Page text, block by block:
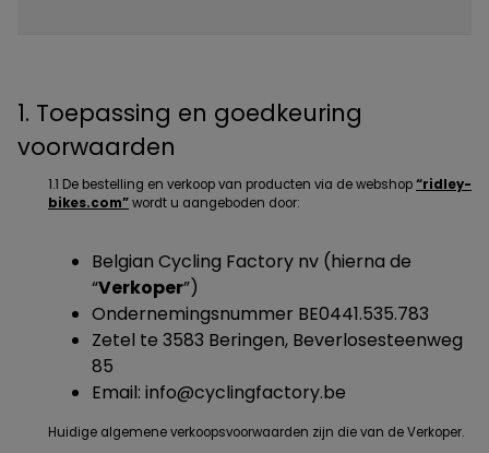
1. Toepassing en goedkeuring
voorwaarden
1.1 De bestelling en verkoop van producten via de webshop“ridley-
bikes.com”wordt u aangeboden door:
Belgian Cycling Factory nv (hierna de
“Verkoper”)
Ondernemingsnummer BE0441.535.783
Zetel te 3583 Beringen, Beverlosesteenweg
85
Email: info@cyclingfactory.be
Huidige algemene verkoopsvoorwaarden zijn die van de Verkoper.